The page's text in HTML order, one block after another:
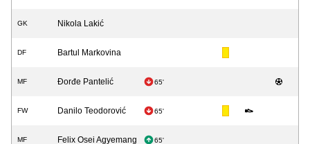
GK Nikola Lakić
DF Bartul Markovina
MF Đorđe Pantelić 65'
FW Danilo Teodorović 65'
MF Felix Osei Agyemang 65'